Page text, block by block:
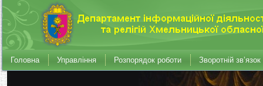
Головна Управління Розпорядок роботи Зворотній зв’язок